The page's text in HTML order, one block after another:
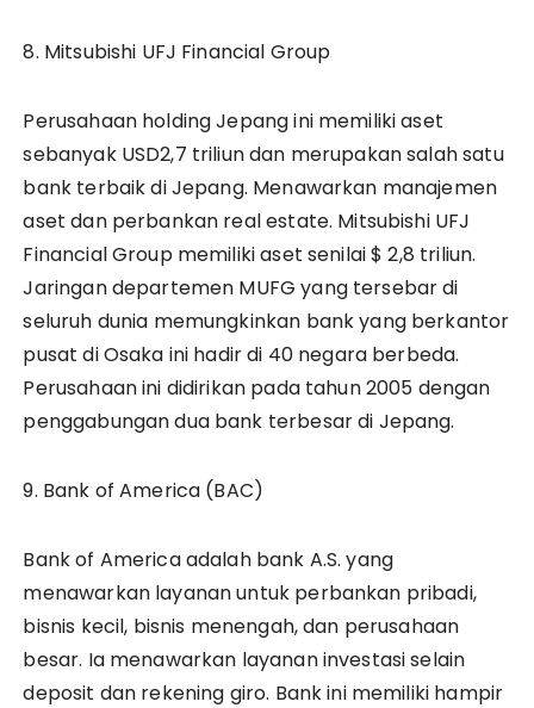
8. Mitsubishi UFJ Financial Group
Perusahaan holding Jepang ini memiliki aset
sebanyak USD2,7 triliun dan merupakan salah satu
bank terbaik di Jepang. Menawarkan manajemen
aset dan perbankan real estate. Mitsubishi UFJ
Financial Group memiliki aset senilai $ 2,8 triliun.
Jaringan departemen MUFG yang tersebar di
seluruh dunia memungkinkan bank yang berkantor
pusat di Osaka ini hadir di 40 negara berbeda.
Perusahaan ini didirikan pada tahun 2005 dengan
penggabungan dua bank terbesar di Jepang.
9. Bank of America (BAC)
Bank of America adalah bank A.S. yang
menawarkan layanan untuk perbankan pribadi,
bisnis kecil, bisnis menengah, dan perusahaan
besar. Ia menawarkan layanan investasi selain
deposit dan rekening giro. Bank ini memiliki hampir